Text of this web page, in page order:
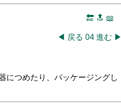
🔚 🔝 📖
◀ 戻る 04進む ▶
につめたり、パッケージングし